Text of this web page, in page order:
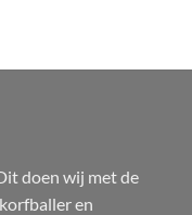
doen wij met de
en